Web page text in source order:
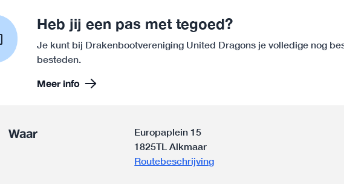
Heb jij een pas met tegoed?
Je kunt bij Drakenbootvereniging United Dragons je volledige nog
besteden.
Meer info
Waar
Europaplein 15
1825TL Alkmaar
Routebeschrijving